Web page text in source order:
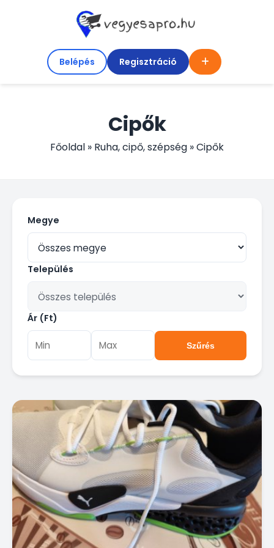
Belépés Regisztráció
Cipők
Főoldal » Ruha, cipő, szépség »Cipők
Megye
Település
Ár (Ft)
Szűrés